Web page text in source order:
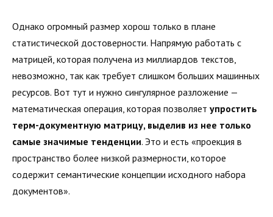
Однако огромный размер хорош только в плане
статистической достоверности. Напрямую работать с
матрицей, которая получена из миллиардов текстов,
невозможно, так как требует слишком больших машинных
ресурсов. Вот тут и нужно сингулярное разложение —
математическая операция, которая позволяет упростить
терм-документную матрицу, выделив из нее только
самые значимые тенденции. Это и есть «проекция в
пространство более низкой размерности, которое
содержит семантические концепции исходного набора
документов».